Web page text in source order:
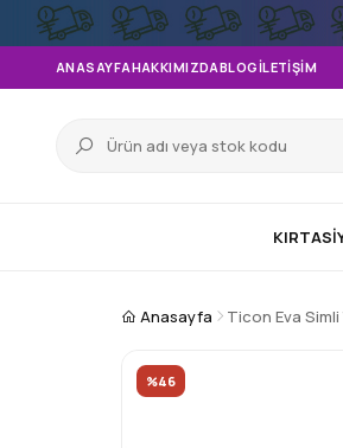
ANASAYFAHAKKIMIZDABLOGİLETIŞIM
Anasayfa Ticon Eva Simli
%46